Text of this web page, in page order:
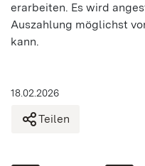
18.02.2026
Teilen
erarbeiten. Es wird
Auszahlung möglichst
kann.